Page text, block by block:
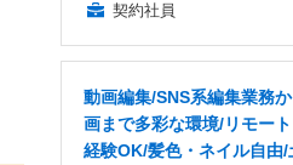
契約社員
動画編集/SNS系編集業務
画まで多彩な環境/リモー
経験OK/髪色・ネイル自由/